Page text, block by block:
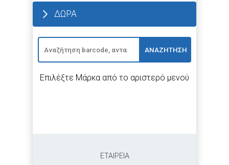
ΔΩΡΑ
ΑΝΑΖΗΤΗΣΗ
Επιλέξτε Μάρκα από το αριστερό μενού
ΕΤΑΙΡΕΙΑ